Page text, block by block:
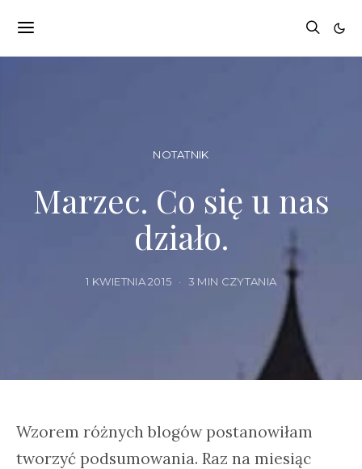
NOTATNIK
Marzec. Co się u nas
działo.
1 KWIETNIA 2015 3 MIN CZYTANIA
Wzorem różnych blogów postanowiłam
tworzyć podsumowania. Raz na miesiąc